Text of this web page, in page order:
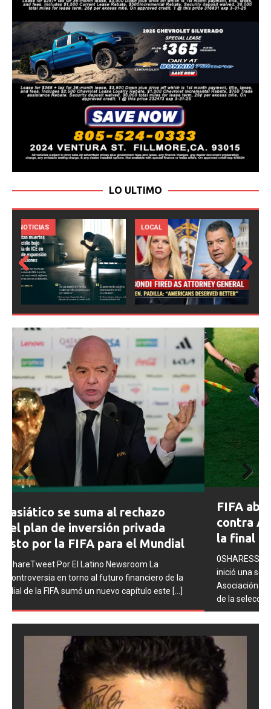
LO ULTIMO
LOCAL NOTICIAS
Prev
Next
FIFA abre expedientes disciplinarios
contra Argentina tras los incidentes en
la final del Mundial 2026
0SHARESShareTweet Por El Latino Newsroom La FIFA
inició una serie de procesos disciplinarios contra la
Asociación del Fútbol Argentino (AFA), cuatro integrantes
Prev
ious